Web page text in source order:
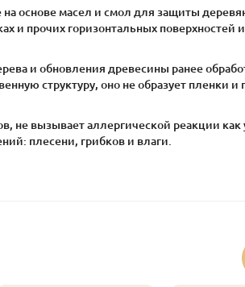
на основе масел и смол для защиты
и прочих горизонтальных поверхностей
и обновления древесины ранее
структуру, оно не образует пленки и
не вызывает аллергической реакции
плесени, грибков и влаги.